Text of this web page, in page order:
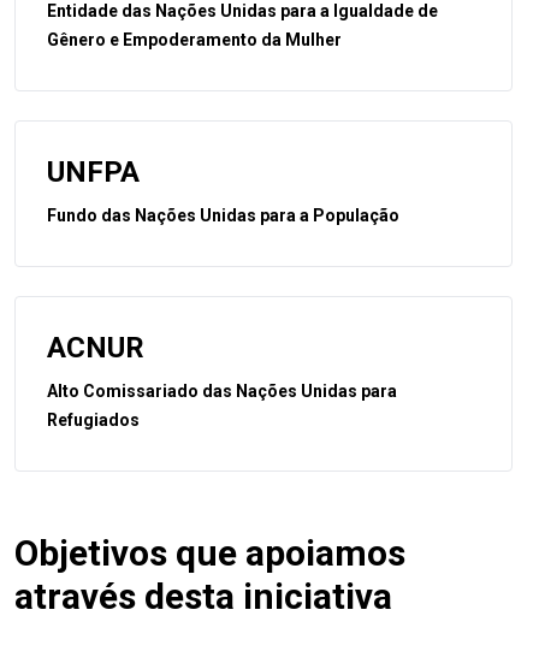
Entidade das Nações Unidas para a Igualdade de
Gênero e Empoderamento da Mulher
UNFPA
Fundo das Nações Unidas para a População
ACNUR
Alto Comissariado das Nações Unidas para
Refugiados
Objetivos que apoiamos
através desta iniciativa